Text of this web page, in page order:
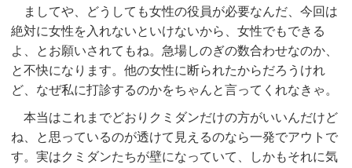
ましてや、どうしても女性の役員が必要なんだ、今回は
絶対に女性を入れないといけないから、女性でもできる
よ、とお願いされてもね。急場しのぎの数合わせなのか、
と不快になります。他の女性に断られたからだろうけれ
ど、なぜ私に打診するのかをちゃんと言ってくれなきゃ。
本当はこれまでどおりクミダンだけの方がいいんだけど
ね、と思っているのが透けて見えるのなら一発でアウトで
す。実はクミダンたちが壁になっていて、しかもそれに気